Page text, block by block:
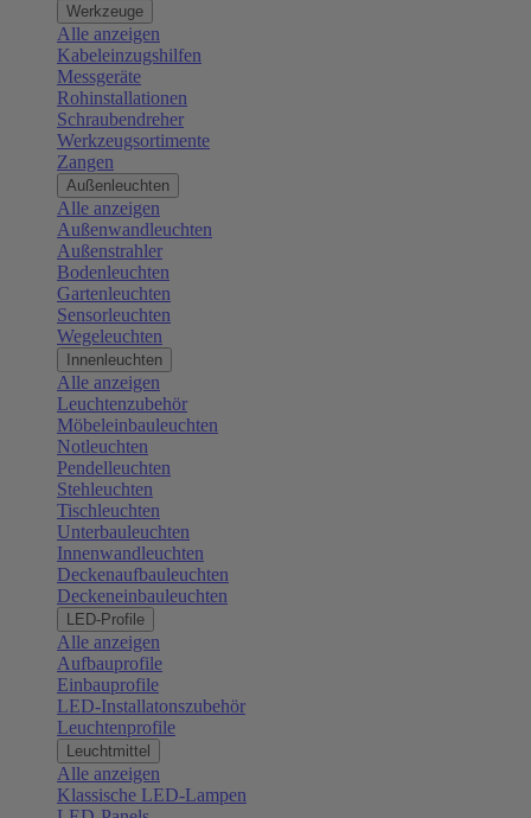
Werkzeuge
Alle anzeigen
Kabeleinzugshilfen
Messgeräte
Rohinstallationen
Schraubendreher
Werkzeugsortimente
Zangen
Außenleuchten
Alle anzeigen
Außenwandleuchten
Außenstrahler
Bodenleuchten
Gartenleuchten
Sensorleuchten
Wegeleuchten
Innenleuchten
Alle anzeigen
Leuchtenzubehör
Möbeleinbauleuchten
Notleuchten
Pendelleuchten
Stehleuchten
Tischleuchten
Unterbauleuchten
Innenwandleuchten
Deckenaufbauleuchten
Deckeneinbauleuchten
LED-Profile
Alle anzeigen
Aufbauprofile
Einbauprofile
LED-Installatonszubehör
Leuchtenprofile
Leuchtmittel
Alle anzeigen
Klassische LED-Lampen